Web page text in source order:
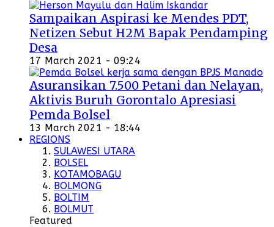
Sampaikan Aspirasi ke Mendes PDT,
Netizen Sebut H2M Bapak Pendamping
Desa
17 March 2021 - 09:24
Asuransikan 7.500 Petani dan Nelayan,
Aktivis Buruh Gorontalo Apresiasi
Pemda Bolsel
13 March 2021 - 18:44
REGIONS
SULAWESI UTARA
BOLSEL
KOTAMOBAGU
BOLMONG
BOLTIM
BOLMUT
Featured